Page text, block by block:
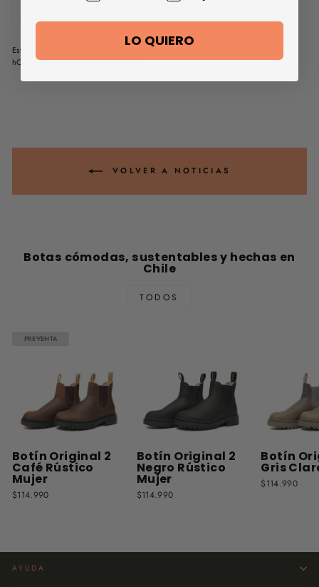
Este sitio está protegido por hCaptcha y se aplican
hCaptchay losTérminos del servicio.
VOLVER A NOTICIAS
Botas cómodas, sustentables y hechas en
Chile
TODOS
PREVENTA
Botín Original 2
Café Rústico
Mujer
$114.990
Botín Original 2
Negro Rústico
Mujer
$114.990
Botín
Gris
$114.990
AYUDA
LO QUIERO